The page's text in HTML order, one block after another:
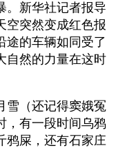
。新华社记者报导
空突然变成红色报
途的车辆如同受了
自然的力量在这时
雪（还记得窦娥冤
，有一段时间乌鸦
鸦屎，还有石家庄